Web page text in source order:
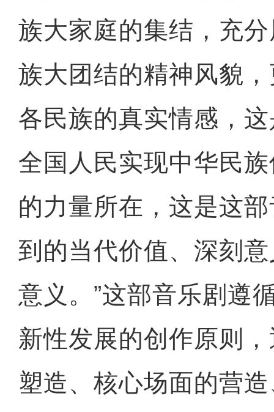
族大家庭的集结，充
族大团结的精神风貌
各民族的真实情感，
全国人民实现中华民
的力量所在，这是这
到的当代价值、深刻
意义。”这部音乐剧遵
新性发展的创作原则
塑造、核心场面的营